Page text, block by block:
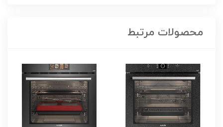
محصولات مرتبط